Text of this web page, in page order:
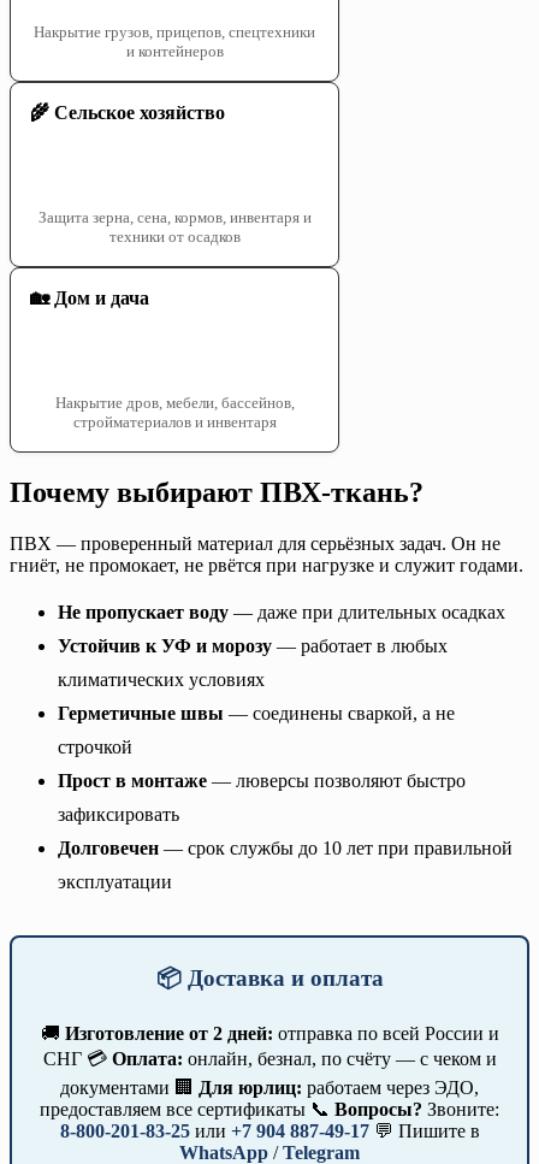
Накрытие грузов, прицепов, спецтехники
и контейнеров
🌾 Сельское хозяйство
Защита зерна, сена, кормов, инвентаря и
техники от осадков
🏡 Дом и дача
Накрытие дров, мебели, бассейнов,
стройматериалов и инвентаря
Почему выбирают ПВХ-ткань?
ПВХ — проверенный материал для серьёзных задач. Он не
гниёт, не промокает, не рвётся при нагрузке и служит годами.
Не пропускает воду — даже при длительных осадках
Устойчив к УФ и морозу — работает в любых
климатических условиях
Герметичные швы — соединены сваркой, а не
строчкой
Прост в монтаже — люверсы позволяют быстро
зафиксировать
Долговечен — срок службы до 10 лет при правильной
эксплуатации
📦 Доставка и оплата
🚚 Изготовление от 2 дней: отправка по всей России и
СНГ 💳 Оплата: онлайн, безнал, по счёту — с чеком и
документами 🏢 Для юрлиц: работаем через ЭДО,
предоставляем все сертификаты 📞 Вопросы? Звоните:
8-800-201-83-25или +7 904 887-49-17💬 Пишите в
WhatsApp /Telegram